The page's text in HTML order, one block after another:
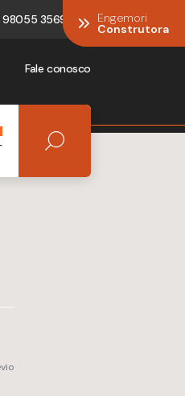
Fale conosco
Engemori
Construtora
98055 3569 Engemori
Construtora